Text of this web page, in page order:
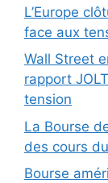
L’Europe
face aux
Wall Street
rapport
tension
La Bourse
des cours
Bourse